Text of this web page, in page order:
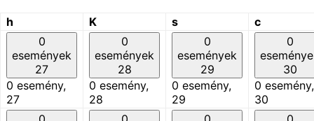
h K s c
0
események
27
0 esemény,
27
0
események
28
0 esemény,
28
0
események
29
0 esemény,
29
0
30
0 esemény,
30